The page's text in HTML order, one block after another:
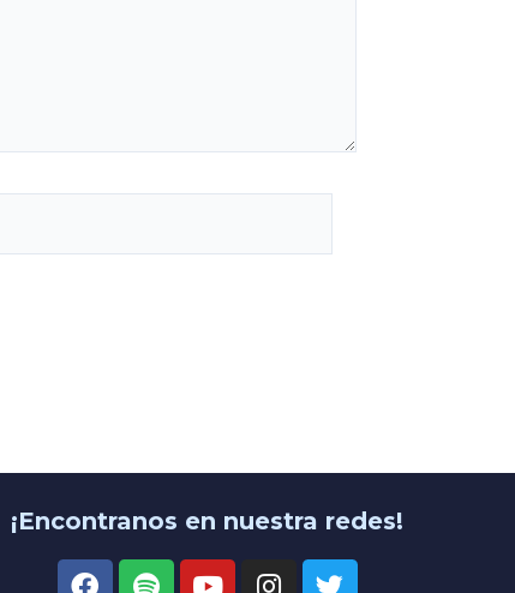
¡Encontranos en nuestra redes!